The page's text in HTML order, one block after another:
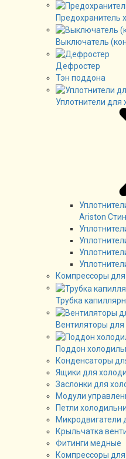
Предохранитель
Выключатель
Дефростер
Тэн поддона
Уплотнители для
Ariston
Компрессоры
Трубка
Вентиляторы
Поддон
Конденсаторы
Ящики для
Заслонки для
Модули
Петли
Микродвигатели
Крыльчатка
Фитинги медные
Компрессоры